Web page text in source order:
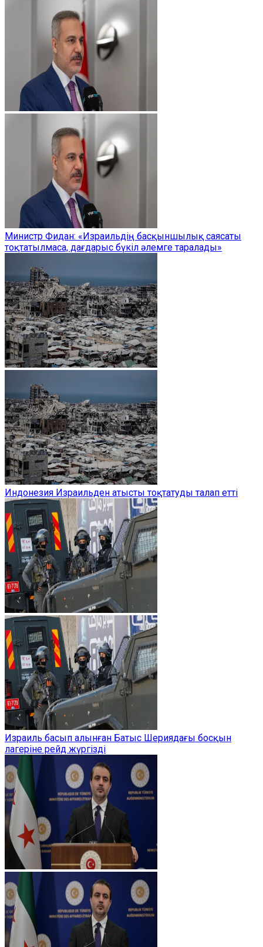
Министр Фидан: «Израильдің басқыншылық саясаты
тоқтатылмаса, дағдарыс бүкіл әлемге таралады»
Индонезия Израильден атысты тоқтатуды талап етті
Израиль басып алынған Батыс Шериядағы босқын
лагеріне рейд жүргізді